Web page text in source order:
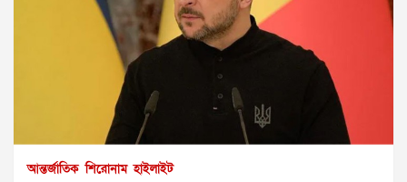
আন্তর্জাতিক শিরোনাম হাইলাইট